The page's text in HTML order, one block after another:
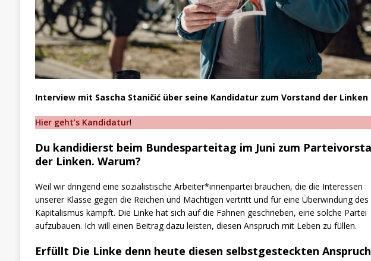
Interview mit Sascha Staničić über seine Kandidatur zum Vorstand der Linken
Hier geht’s Kandidatur!
Du kandidierst beim Bundesparteitag im Juni zum
der Linken. Warum?
Weil wir dringend eine sozialistische Arbeiter*innenpartei brauchen, die die Interessen
unserer Klasse gegen die Reichen und Mächtigen vertritt und für eine Überwindung des
Kapitalismus kämpft. Die Linke hat sich auf die Fahnen geschrieben, eine solche Partei
aufzubauen. Ich will einen Beitrag dazu leisten, diesen Anspruch mit Leben zu füllen.
Erfüllt Die Linke denn heute diesen selbstgesteckten